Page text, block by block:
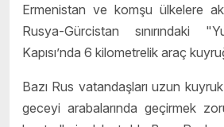
Ermenistan ve komşu ülkelere
Rusya-Gürcistan sınırındaki
Kapısı’nda 6 kilometrelik araç
Bazı Rus vatandaşları uzun
geceyi arabalarında geçirmek